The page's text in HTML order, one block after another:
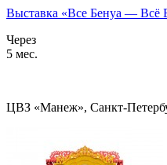
Выставка «Все Бенуа — Всё
Через
5 мес.
ЦВЗ «Манеж», Санкт-